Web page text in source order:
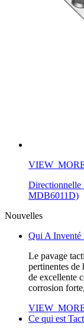
Directionnelle
MDB6011D)
Nouvelles
Qui A Inventé
Le pavage
pertinentes de
de excellente
corrosion
Ce qui est